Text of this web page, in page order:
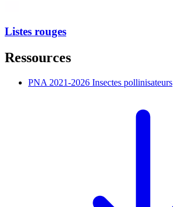
Listes rouges
Ressources
PNA 2021-2026 Insectes pollinisateurs